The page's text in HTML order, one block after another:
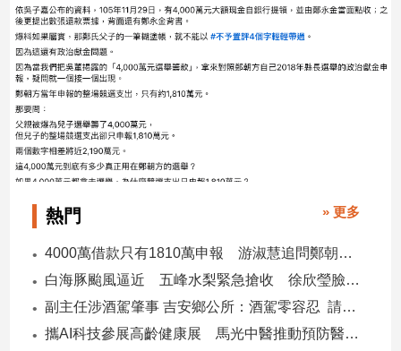
親
子/
感
情
藝
術
／
文
創
電
影
技/
熱門 » 更多
4000萬借款只有1810萬申報 游淑慧追問鄭朝方：2190萬差額去哪了
白海豚颱風逼近 五峰水梨緊急搶收 徐欣瑩臉書急呼「搶救五峰水梨」
副主任涉酒駕肇事 吉安鄉公所：酒駕零容忍 請辭獲准
攜AI科技參展高齡健康展 馬光中醫推動預防醫學迎接長壽新經濟